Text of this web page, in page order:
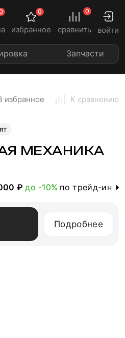
избранное
0
сравнить
0
войти
Запчасти
избранное К сравнению
МЕХАНИКА
₽ до -10% по трейд-ин
Подробнее